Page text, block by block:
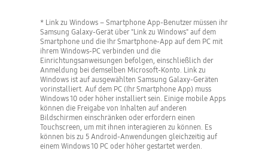
* Link zu Windows – Smartphone App-Benutzer müssen ihr
Samsung Galaxy-Gerät über "Link zu Windows" auf dem
Smartphone und die Ihr Smartphone-App auf dem PC mit
ihrem Windows-PC verbinden und die
Einrichtungsanweisungen befolgen, einschließlich der
Anmeldung bei demselben Microsoft-Konto. Link zu
Windows ist auf ausgewählten Samsung Galaxy-Geräten
vorinstalliert. Auf dem PC (Ihr Smartphone App) muss
Windows 10 oder höher installiert sein. Einige mobile Apps
können die Freigabe von Inhalten auf anderen
Bildschirmen einschränken oder erfordern einen
Touchscreen, um mit ihnen interagieren zu können. Es
können bis zu 5 Android-Anwendungen gleichzeitig auf
einem Windows 10 PC oder höher gestartet werden.